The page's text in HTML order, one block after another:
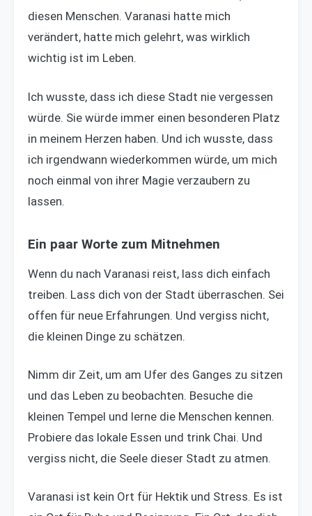
diesen Menschen. Varanasi hatte mich
verändert, hatte mich gelehrt, was wirklich
wichtig ist im Leben.
Ich wusste, dass ich diese Stadt nie vergessen
würde. Sie würde immer einen besonderen Platz
in meinem Herzen haben. Und ich wusste, dass
ich irgendwann wiederkommen würde, um mich
noch einmal von ihrer Magie verzaubern zu
lassen.
Ein paar Worte zum Mitnehmen
Wenn du nach Varanasi reist, lass dich einfach
treiben. Lass dich von der Stadt überraschen. Sei
offen für neue Erfahrungen. Und vergiss nicht,
die kleinen Dinge zu schätzen.
Nimm dir Zeit, um am Ufer des Ganges zu sitzen
und das Leben zu beobachten. Besuche die
kleinen Tempel und lerne die Menschen kennen.
Probiere das lokale Essen und trink Chai. Und
vergiss nicht, die Seele dieser Stadt zu atmen.
Varanasi ist kein Ort für Hektik und Stress. Es ist